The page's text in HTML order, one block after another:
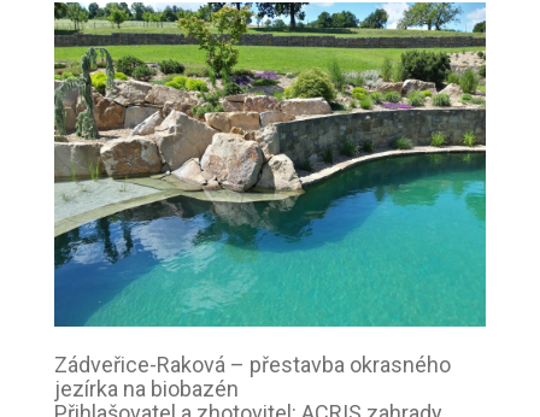
Zádveřice-Raková – přestavba okrasného
jezírka na biobazén